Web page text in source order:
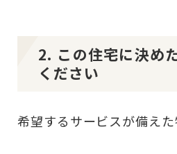
2. この住宅に決め
ください
希望するサービスが備えた